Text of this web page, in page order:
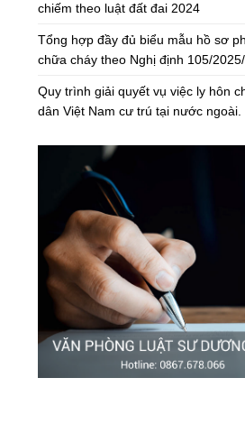
chiếm theo luật đất đai 2024
Tổng hợp đầy đủ biểu mẫu hồ sơ
chữa cháy theo Nghị định 105/
Quy trình giải quyết vụ việc ly hôn
dân Việt Nam cư trú tại nước ngoài.